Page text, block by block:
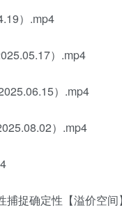
）.mp4
）.mp4
）.mp4
）.mp4
捉确定性【溢价空